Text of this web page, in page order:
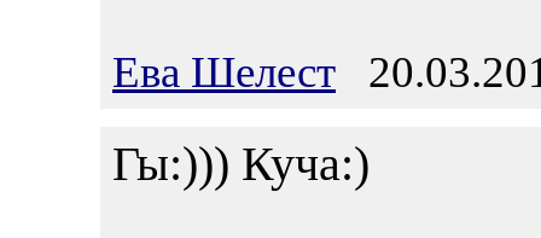
Ева Шелест
Гы:))) Куча:)